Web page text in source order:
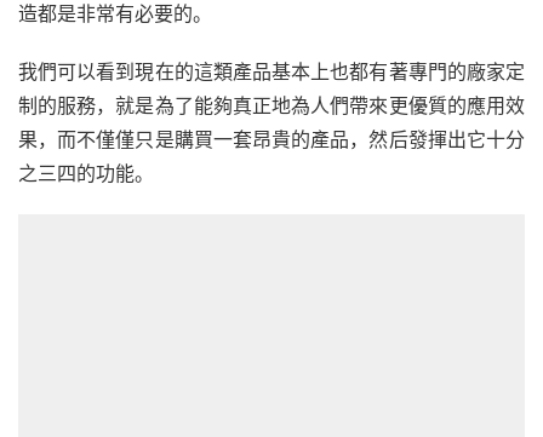
造都是非常有必要的。
我們可以看到現在的這類產品基本上也都有著專門的廠家定
制的服務，就是為了能夠真正地為人們帶來更優質的應用效
果，而不僅僅只是購買一套昂貴的產品，然后發揮出它十分
之三四的功能。